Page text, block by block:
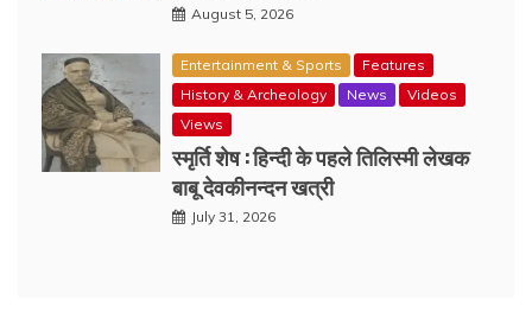
August 5, 2026
Entertainment & Sports
Features
History & Archeology
News
Videos
Views
स्मृर्ति शेष : हिन्दी के पहले तिलिस्मी लेखक
बाबू देवकीनन्दन खत्री
July 31, 2026